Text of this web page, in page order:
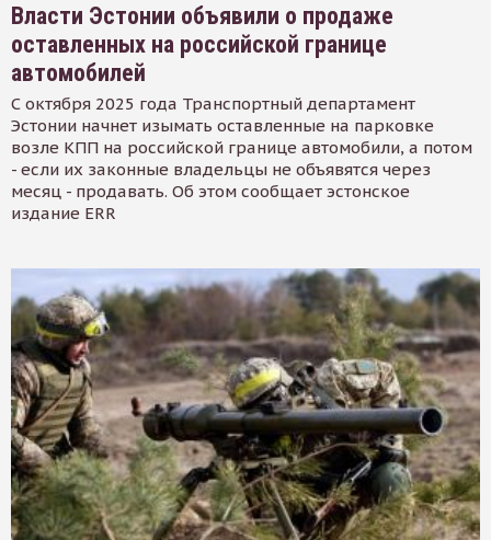
Власти Эстонии объявили о продаже
оставленных на российской границе
автомобилей
С октября 2025 года Транспортный департамент
Эстонии начнет изымать оставленные на парковке
возле КПП на российской границе автомобили, а потом
- если их законные владельцы не объявятся через
месяц - продавать. Об этом сообщает эстонское
издание ERR